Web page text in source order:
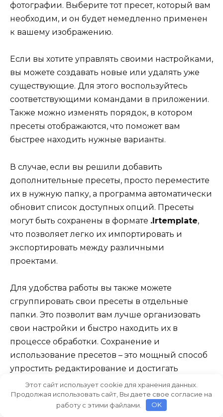
фотографии. Выберите тот пресет, который вам
необходим, и он будет немедленно применен
к вашему изображению.
Если вы хотите управлять своими настройками,
вы можете создавать новые или удалять уже
существующие. Для этого воспользуйтесь
соответствующими командами в приложении.
Также можно изменять порядок, в котором
пресеты отображаются, что поможет вам
быстрее находить нужные варианты.
В случае, если вы решили добавить
дополнительные пресеты, просто переместите
их в нужную папку, а программа автоматически
обновит список доступных опций. Пресеты
могут быть сохранены в формате .lrtemplate,
что позволяет легко их импортировать и
экспортировать между различными
проектами.
Для удобства работы вы также можете
сгруппировать свои пресеты в отдельные
папки. Это позволит вам лучше организовать
свои настройки и быстро находить их в
процессе обработки. Сохранение и
использование пресетов – это мощный способ
упростить редактирование и достигать
желаемого результата в ваших фотографиях.
Описание
Этот сайт использует cookie для хранения данных.
Продолжая использовать сайт, Вы даете свое согласие на
работу с этими файлами.
OK